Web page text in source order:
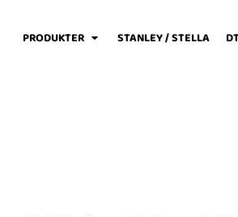
PRODUKTER STANLEY / STELLA